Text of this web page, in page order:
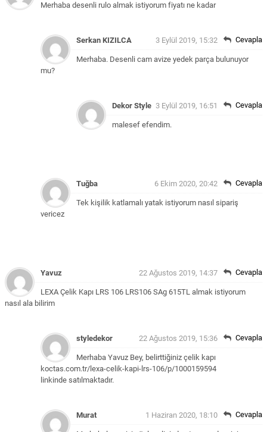
Merhaba desenli rulo almak istiyorum fiyatı ne kadar
Serkan KIZILCA 3 Eylül 2019, 15:32
Merhaba. Desenli cam avize yedek parça bulunuyor
mu?
Cevapla
Dekor Style 3 Eylül 2019, 16:51
malesef efendim.
Cevapla
Tuğba 6 Ekim 2020, 20:42
Tek kişilik katlamalı yatak istiyorum nasıl sipariş
vericez
Cevapla
Yavuz 22 Ağustos 2019, 14:37
LEXA Çelik Kapı LRS 106 LRS106 SAg 615TL almak istiyorum
nasıl ala bilirim
Cevapla
styledekor 22 Ağustos 2019, 15:36
Merhaba Yavuz Bey, belirttiğiniz çelik kapı
koctas.com.tr/lexa-celik-kapi-lrs-106/p/1000159594
linkinde satılmaktadır.
Cevapla
Murat 1 Haziran 2020, 18:10 Cevapla